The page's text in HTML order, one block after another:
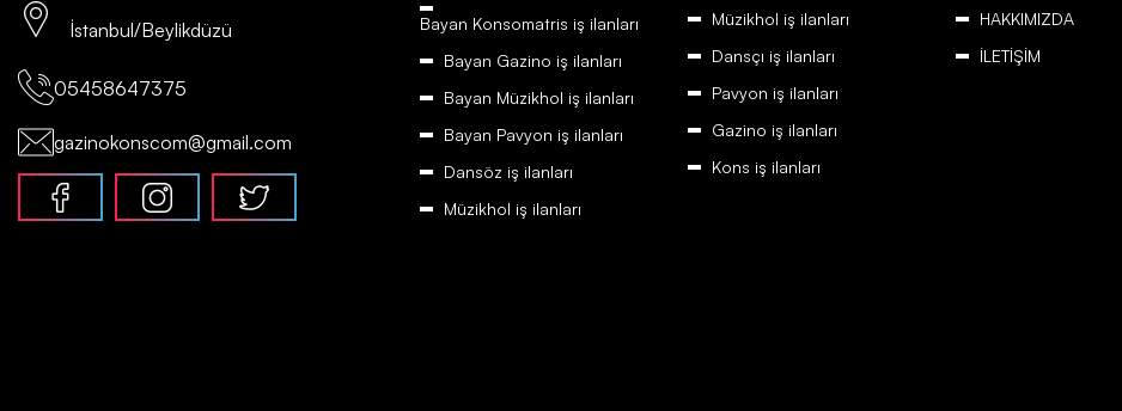
İstanbul/Beylikdüzü
05458647375
gazinokonscom@gmail.com
Bayan Konsomatris iş ilanları
Bayan Gazino iş ilanları
Bayan Müzikhol iş ilanları
Bayan Pavyon iş ilanları
Dansöz iş ilanları
Müzikhol iş ilanları
Müzikhol iş ilanları
Dansçı iş ilanları
Pavyon iş ilanları
Gazino iş ilanları
Kons iş ilanları
HAKKIMIZDA
İLETİŞİM